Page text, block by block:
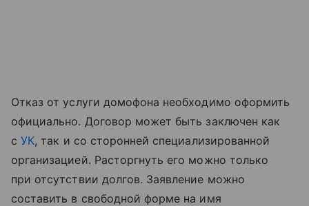
Отказ от услуги домофона необходимо оформить
официально. Договор может быть заключен как
сУК, так и со сторонней специализированной
организацией. Расторгнуть его можно только
при отсутствии долгов. Заявление можно
составить в свободной форме на имя